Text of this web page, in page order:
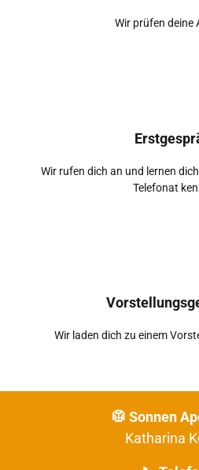
Wir prüfen deine
Wir rufen dich an und lernen
Telefonat
Wir laden dich zu einem
Katharina